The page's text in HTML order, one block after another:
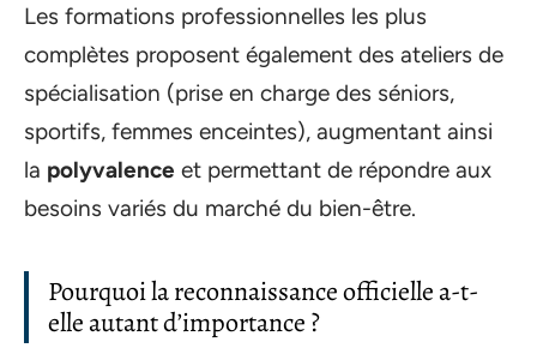
Les formations professionnelles les plus
complètes proposent également des ateliers de
spécialisation (prise en charge des séniors,
sportifs, femmes enceintes), augmentant ainsi
la polyvalence et permettant de répondre aux
besoins variés du marché du bien-être.
Pourquoi la reconnaissance officielle a-t-
elle autant d’importance ?